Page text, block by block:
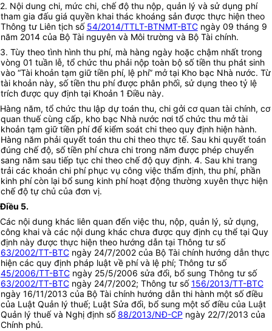
2. Nội dung chi, mức chi, chế độ thu nộp, quản lý và sử dụng phí
tham gia đấu giá quyền khai thác khoáng sản được thực hiện theo
Thông tư Liên tịch số 54/2014/TTLT-BTNMT-BTCngày 09 tháng 9
năm 2014 của Bộ Tài nguyên và Môi trường và Bộ Tài chính.
3. Tùy theo tình hình thu phí, mà hàng ngày hoặc chậm nhất trong
vòng 01 tuần lễ, tổ chức thu phải nộp toàn bộ số tiền thu phát sinh
vào “Tài khoản tạm giữ tiền phí, lệ phí” mở tại Kho bạc Nhà nước. Từ
tài khoản này, số tiền thu phí được phân phối, sử dụng theo tỷ lệ
trích được quy định tại Khoản 1 Điều này.
Hàng năm, tổ chức thu lập dự toán thu, chi gởi cơ quan tài chính, cơ
quan thuế cùng cấp, kho bạc Nhà nước nơi tổ chức thu mở tài
khoản tạm giữ tiền phí để kiểm soát chi theo quy định hiện hành.
Hàng năm phải quyết toán thu chi theo thực tế. Sau khi quyết toán
đúng chế độ, số tiền phí chưa chi trong năm được phép chuyển
sang năm sau tiếp tục chi theo chế độ quy định. 4. Sau khi trang
trải các khoản chi phí phục vụ công việc thẩm định, thu phí, phần
kinh phí còn lại bổ sung kinh phí hoạt động thường xuyên thực hiện
chế độ tự chủ của đơn vị.
Điều 5.
Các nội dung khác liên quan đến việc thu, nộp, quản lý, sử dụng,
công khai và các nội dung khác chưa được quy định cụ thể tại Quy
định này được thực hiện theo hướng dẫn tại Thông tư số
63/2002/TT-BTCngày 24/7/2002 của Bộ Tài chính hướng dẫn thực
hiện các quy định pháp luật về phí và lệ phí; Thông tư số
45/2006/TT-BTCngày 25/5/2006 sửa đổi, bổ sung Thông tư số
63/2002/TT-BTCngày 24/7/2002; Thông tư số156/2013/TT-BTC
ngày 16/11/2013 của Bộ Tài chính hướng dẫn thi hành một số điều
của Luật Quản lý thuế; Luật Sửa đổi, bổ sung một số điều của Luật
Quản lý thuế và Nghị định số88/2013/NĐ-CP ngày 22/7/2013 của
Chính phủ.